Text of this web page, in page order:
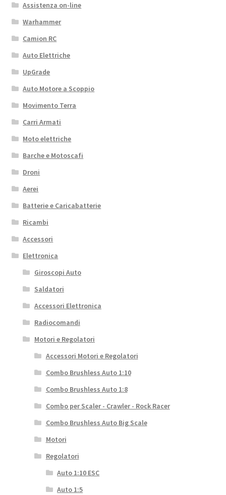
Assistenza on-line
Warhammer
Camion RC
Auto Elettriche
UpGrade
Auto Motore a Scoppio
Movimento Terra
Carri Armati
Moto elettriche
Barche e Motoscafi
Droni
Aerei
Batterie e Caricabatterie
Ricambi
Accessori
Elettronica
Giroscopi Auto
Saldatori
Accessori Elettronica
Radiocomandi
Motori e Regolatori
Accessori Motori e Regolatori
Combo Brushless Auto 1:10
Combo Brushless Auto 1:8
Combo per Scaler - Crawler - Rock Racer
Combo Brushless Auto Big Scale
Motori
Regolatori
Auto 1:10 ESC
Auto 1:5